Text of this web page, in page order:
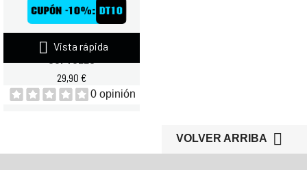
 Vista rápida
QUAMTRAX KRILL OIL 90
29,90 €
0 opinión
VOLVER ARRIBA 